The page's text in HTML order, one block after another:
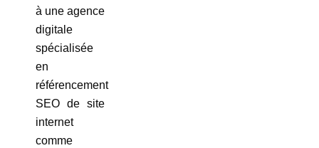
à une agence
digitale
spécialisée
en
référencement
SEO de site
internet
comme